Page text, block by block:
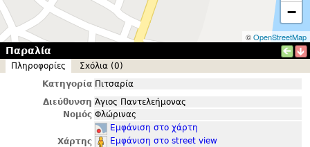
−
©OpenStreetMap
Παραλία
Πληροφορίες
Σxόλια (0)
Κατηγορία Πιτσαρία
Διεύθυνση Άγιος Παντελεήμονας
Νομός Φλώρινας
Χάρτης
Εμφάνιση στο χάρτη
Εμφάνιση στο street view